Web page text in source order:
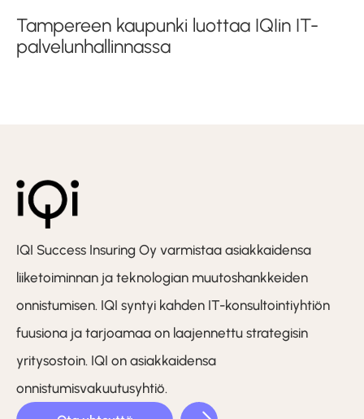
Tampereen kaupunki luottaa IQIin IT-
palvelunhallinnassa
IQI Success Insuring Oy varmistaa asiakkaidensa
liiketoiminnan ja teknologian muutoshankkeiden
onnistumisen. IQI syntyi kahden IT-konsultointiyhtiön
fuusiona ja tarjoamaa on laajennettu strategisin
yritysostoin. IQI on asiakkaidensa
onnistumisvakuutusyhtiö.